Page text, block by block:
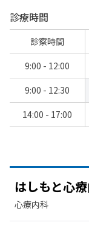
診療時間
診察時間
9:00 - 12:00
9:00 - 12:30
14:00 - 17:00
はしもと心
心療内科